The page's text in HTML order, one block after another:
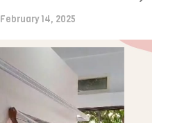
February 14, 2025